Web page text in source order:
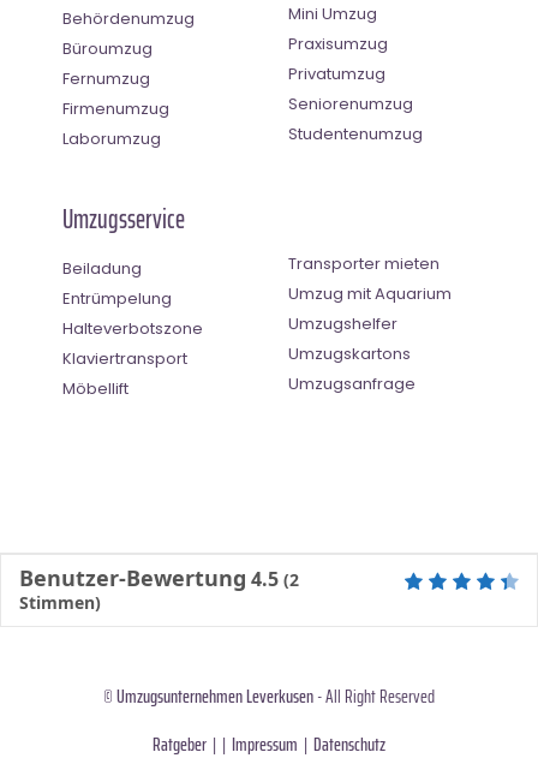
Behördenumzug
Büroumzug
Fernumzug
Firmenumzug
Laborumzug
Mini Umzug
Praxisumzug
Privatumzug
Seniorenumzug
Studentenumzug
Umzugsservice
Beiladung
Entrümpelung
Halteverbotszone
Klaviertransport
Möbellift
Transporter mieten
Umzug mit Aquarium
Umzugshelfer
Umzugskartons
Umzugsanfrage
Benutzer-Bewertung 4.5 (2
Stimmen)
©Umzugsunternehmen Leverkusen- All Right Reserved
Ratgeber | | Impressum | Datenschutz